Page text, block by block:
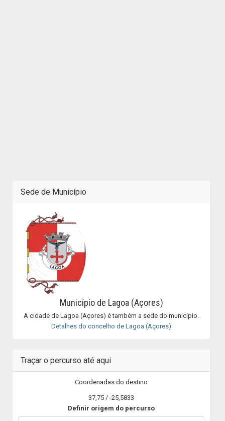
Sede de Município
Município de Lagoa (Açores)
A cidade de Lagoa (Açores) é também a sede do município.
Detalhes do concelho de Lagoa (Açores)
Traçar o percurso até aqui
Coordenadas do destino
37,75 / -25,5833
Definir origem do percurso